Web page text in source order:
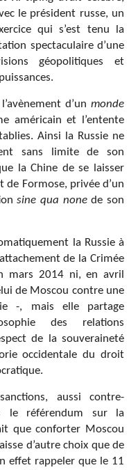
le président russe, un
qui s’est tenu la
spectaculaire d’une
géopolitiques et
d’un monde
américain et l’entente
Ainsi la Russie ne
sans limite de son
la Chine de se laisser
Formose, privée d’un
sine qua nonede son
la Russie à
de la Crimée
mars 2014 ni, en avril
de Moscou contre une
-, mais elle partage
des relations
de la souveraineté
occidentale du droit
aussi contre-
le référendum sur la
que conforter Moscou
d’autre choix que de
effet rappeler que le 11